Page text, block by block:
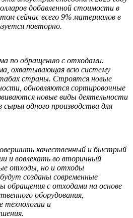
добавленной стоимости в
сейчас всего 9% материалов в
повторно.
по обращению с отходами.
охватывающая всю систему
страны. Строятся новые
обновляются сортировочные
новые виды деятельности
одного производства для
качественный и быстрый
и вовлекать во вторичный
отходы, но и отходы
созданы современные
обращения с отходами на основе
оборудования,
технологии и